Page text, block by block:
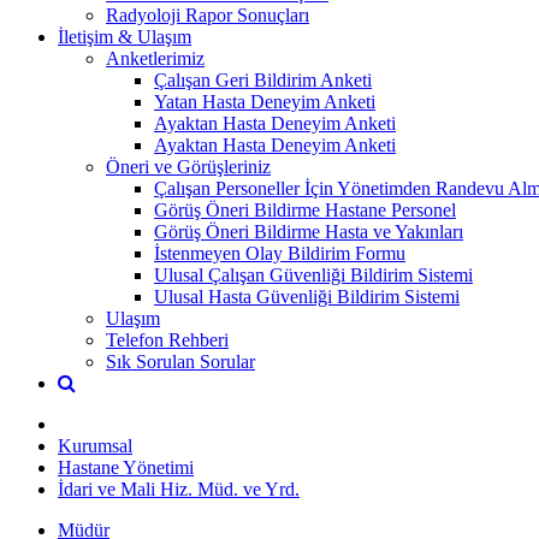
Radyoloji Rapor Sonuçları
İletişim & Ulaşım
Anketlerimiz
Çalışan Geri Bildirim Anketi
Yatan Hasta Deneyim Anketi
Ayaktan Hasta Deneyim Anketi
Ayaktan Hasta Deneyim Anketi
Öneri ve Görüşleriniz
Çalışan Personeller İçin Yönetimden Randevu
Görüş Öneri Bildirme Hastane Personel
Görüş Öneri Bildirme Hasta ve Yakınları
İstenmeyen Olay Bildirim Formu
Ulusal Çalışan Güvenliği Bildirim Sistemi
Ulusal Hasta Güvenliği Bildirim Sistemi
Ulaşım
Telefon Rehberi
Sık Sorulan Sorular
Kurumsal
Hastane Yönetimi
İdari ve Mali Hiz. Müd. ve Yrd.
Müdür